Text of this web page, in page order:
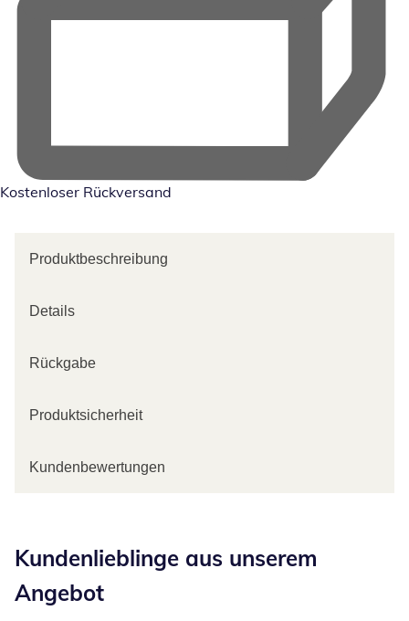
Kostenloser Rückversand
Produktbeschreibung
Details
Rückgabe
Produktsicherheit
Kundenbewertungen
Kundenlieblinge aus unserem
Angebot